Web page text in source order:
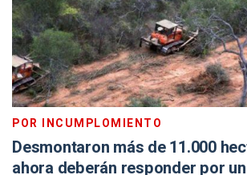
POR INCUMPLOMIENTO
Desmontaron más de 11.000
ahora deberán responder por